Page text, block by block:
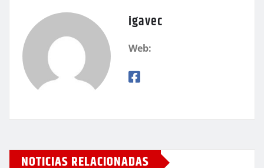
igavec
Web:
NOTICIAS RELACIONADAS